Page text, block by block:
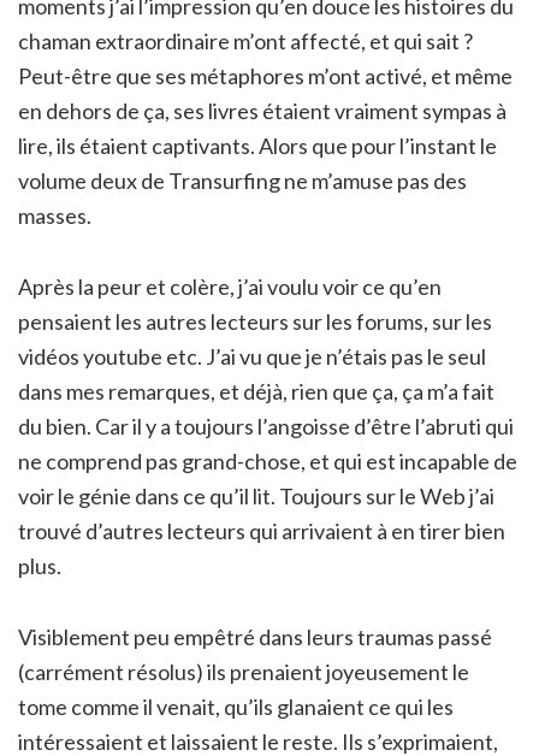
moments j’ai l’impression qu’en douce les histoires du
chaman extraordinaire m’ont affecté, et qui sait ?
Peut-être que ses métaphores m’ont activé, et même
en dehors de ça, ses livres étaient vraiment sympas à
lire, ils étaient captivants. Alors que pour l’instant le
volume deux de Transurfing ne m’amuse pas des
masses.
Après la peur et colère, j’ai voulu voir ce qu’en
pensaient les autres lecteurs sur les forums, sur les
vidéos youtube etc. J’ai vu que je n’étais pas le seul
dans mes remarques, et déjà, rien que ça, ça m’a fait
du bien. Car il y a toujours l’angoisse d’être l’abruti qui
ne comprend pas grand-chose, et qui est incapable de
voir le génie dans ce qu’il lit. Toujours sur le Web j’ai
trouvé d’autres lecteurs qui arrivaient à en tirer bien
plus.
Visiblement peu empêtré dans leurs traumas passé
(carrément résolus) ils prenaient joyeusement le
tome comme il venait, qu’ils glanaient ce qui les
intéressaient et laissaient le reste. Ils s’exprimaient,